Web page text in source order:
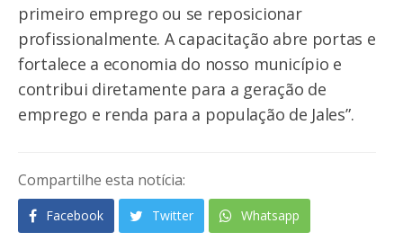
primeiro emprego ou se reposicionar
profissionalmente. A capacitação abre portas e
fortalece a economia do nosso município e
contribui diretamente para a geração de
emprego e renda para a população de Jales”.
Compartilhe esta notícia:
Facebook Twitter Whatsapp